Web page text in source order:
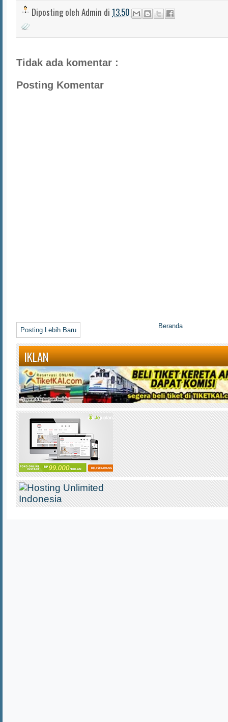
Diposting oleh Admin di 13.50
Tidak ada komentar :
Posting Komentar
Posting Lebih Baru
Beranda
IKLAN